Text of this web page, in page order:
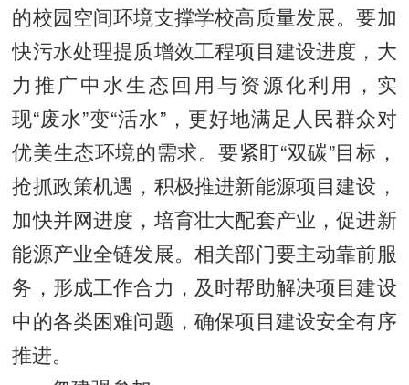
的校园空间环境支撑学校高质量发展。要加
快污水处理提质增效工程项目建设进度，大
力推广中水生态回用与资源化利用，实
现“废水”变“活水”，更好地满足人民群众对
优美生态环境的需求。要紧盯“双碳”目标，
抢抓政策机遇，积极推进新能源项目建设，
加快并网进度，培育壮大配套产业，促进新
能源产业全链发展。相关部门要主动靠前服
务，形成工作合力，及时帮助解决项目建设
中的各类困难问题，确保项目建设安全有序
推进。